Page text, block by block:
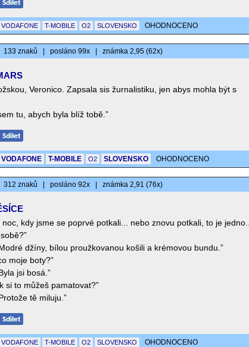
VODAFONE T-MOBILE O2 SLOVENSKO OHODNOCENO
133 znaků posláno 99x známka 2,95 (62x)
Veronico. Zapsala sis žurnalistiku, jen abys mohla být s
tu, abych byla blíž tobě.”
VODAFONE T-MOBILE O2 SLOVENSKO OHODNOCENO
312 znaků posláno 92x známka 2,91 (76x)
noc, kdy jsme se poprvé potkali... nebo znovu potkali, to je jedno...
džíny, bílou proužkovanou košili a krémovou bundu.”
co moje boty?”
jsi bosá.”
si to můžeš pamatovat?”
tě miluju.”
VODAFONE T-MOBILE O2 SLOVENSKO OHODNOCENO